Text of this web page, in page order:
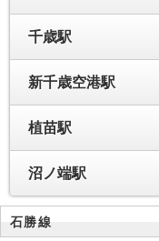
千歳駅
新千歳空港駅
植苗駅
沼ノ端駅
石勝線